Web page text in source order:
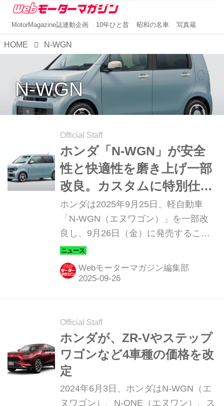
MotorMagazine誌連動企画 10年ひと昔 昭和の名車 写真蔵
HOME N-WGN
N-WGN
Official Staff
ホンダ「N-WGN」が安全
性と快適性を磨き上げ一部
改良。カスタムに特別仕様
車「BLACK STYLE」を設
定
ホンダは2025年9月25日、軽自動車
「N-WGN（エヌワゴン）」を一部改
良し、9月26日（金）に発売すること
を発表した。また、N-WGNの世界観
の幅を広げる新グレード「ファッショ
ンスタイル」を追加するとともに、N-
イル）」を設定する。
Webモーターマガジン編集部
Official Staff
ホンダが、ZR-Vやステップ
ワゴンなど4車種の価格を改
定
2024年6月3日、ホンダはN-WGN（エ
ヌワゴン）、N-ONE（エヌワン）、ス